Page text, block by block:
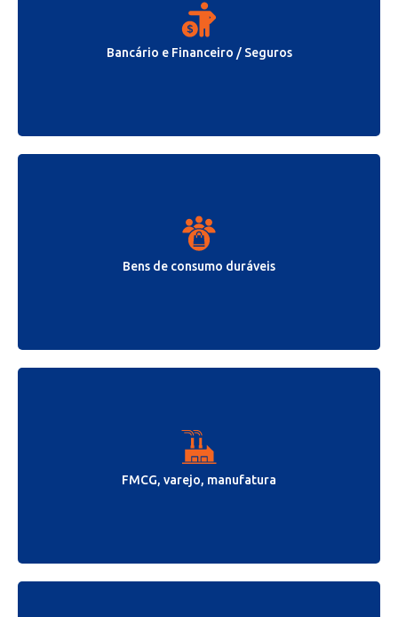
Bancário e Financeiro / Seguros
Bens de consumo duráveis
FMCG, varejo, manufatura